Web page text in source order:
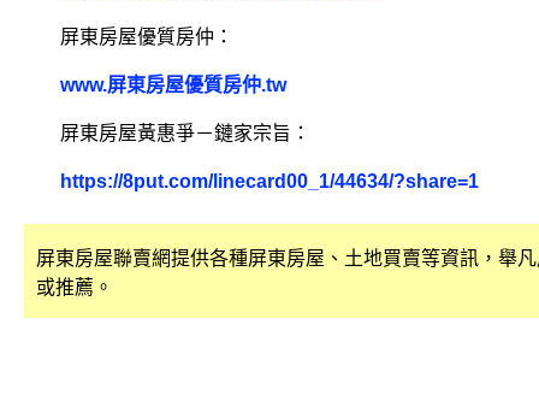
屏東房屋優質房仲：
www.屏東房屋優質房仲.tw
屏東房屋黃惠爭－鏈家宗旨：
https://8put.com/linecard00_1/44634/?share=1
屏東房屋聯賣網提供各種屏東房屋、土地買賣等資訊，舉
或推薦。